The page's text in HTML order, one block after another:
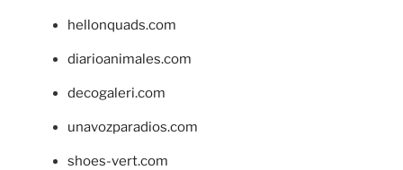
hellonquads.com
diarioanimales.com
decogaleri.com
unavozparadios.com
shoes-vert.com